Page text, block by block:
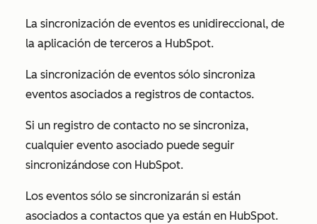
La sincronización de eventos es unidireccional, de
la aplicación de terceros a HubSpot.
La sincronización de eventos sólo sincroniza
eventos asociados a registros de contactos.
Si un registro de contacto no se sincroniza,
cualquier evento asociado puede seguir
sincronizándose con HubSpot.
Los eventos sólo se sincronizarán si están
asociados a contactos que ya están en HubSpot.